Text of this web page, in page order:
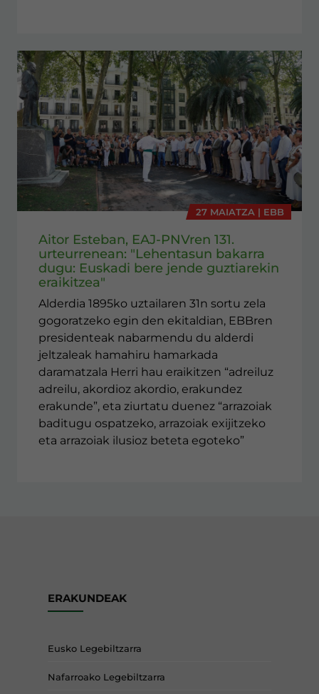
27 MAIATZA | EBB
Aitor Esteban, EAJ-PNVren 131.
urteurrenean: "Lehentasun bakarra
dugu: Euskadi bere jende guztiarekin
eraikitzea"
Alderdia 1895ko uztailaren 31n sortu zela
gogoratzeko egin den ekitaldian, EBBren
presidenteak nabarmendu du alderdi
jeltzaleak hamahiru hamarkada
daramatzala Herri hau eraikitzen “adreiluz
adreilu, akordioz akordio, erakundez
erakunde”, eta ziurtatu duenez “arrazoiak
baditugu ospatzeko, arrazoiak exijitzeko
eta arrazoiak ilusioz beteta egoteko”
ERAKUNDEAK
Eusko Legebiltzarra
Nafarroako Legebiltzarra